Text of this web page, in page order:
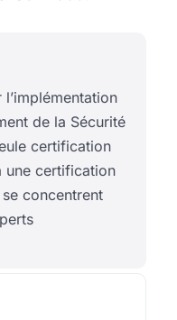
de la Sécurité
certification
une certification
concentrent